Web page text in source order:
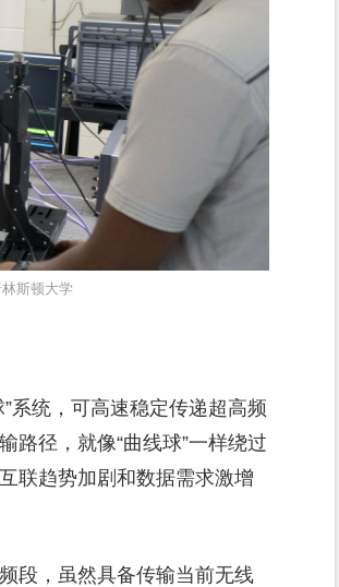
斯顿大学
系统，可高速稳定传递超高频
路径，就像“曲线球”一样绕过
联趋势加剧和数据需求激增
段，虽然具备传输当前无线